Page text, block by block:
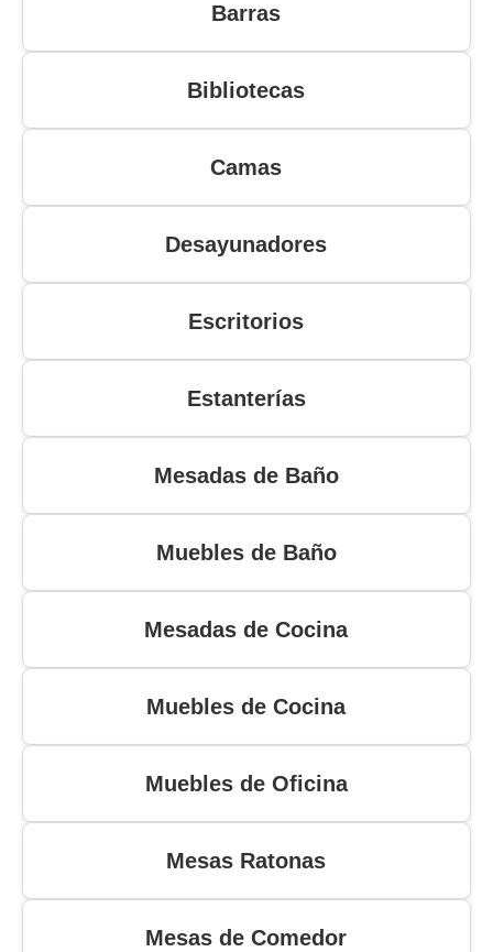
Barras
Bibliotecas
Camas
Desayunadores
Escritorios
Estanterías
Mesadas de Baño
Muebles de Baño
Mesadas de Cocina
Muebles de Cocina
Muebles de Oficina
Mesas Ratonas
Mesas de Comedor